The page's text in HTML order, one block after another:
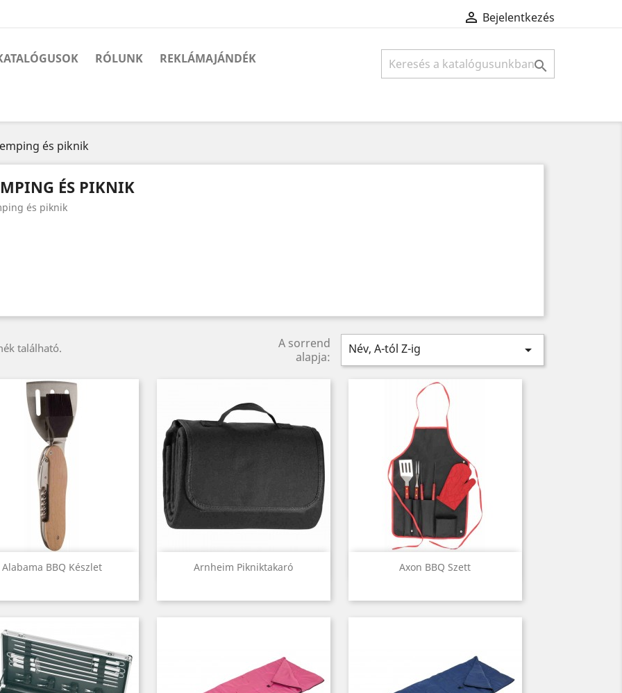
 Bejelentkezés
RÓLUNK REKLÁMAJÁNDÉK 
és piknik
ÉS PIKNIK
és piknik
található.
A sorrend
alapja:
Név, A-tól Z-ig 
Alabama BBQ Készlet
Előnézet Arnheim Pikniktakaró
Előnézet Axon BBQ Szett
Előnézet